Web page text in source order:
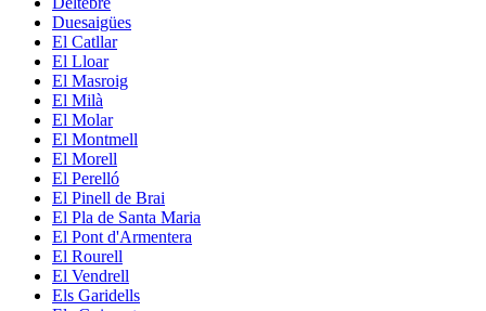
Duesaigües
El Catllar
El Lloar
El Masroig
El Milà
El Molar
El Montmell
El Morell
El Perelló
El Pinell de Brai
El Pla de Santa Maria
El Pont d'Armentera
El Rourell
El Vendrell
Els Garidells